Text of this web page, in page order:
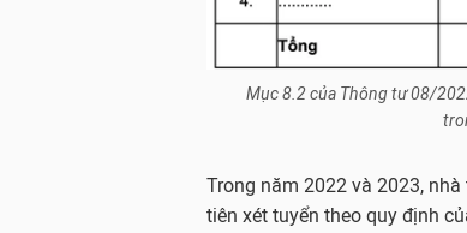
Mục 8.2 của Thông tư 08/
Trong năm 2022 và 2023,
tiên xét tuyển theo quy định